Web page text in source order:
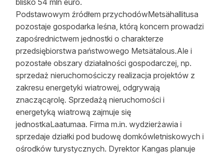
blisko 54 mln euro.
Podstawowym źródłem przychodówMetsähallitusa
pozostaje gospodarka leśna, którą koncern prowadzi
zapośrednictwem jednostki o charakterze
przedsiębiorstwa państwowego Metsätalous.Ale i
pozostałe obszary działalności gospodarczej, np.
sprzedaż nieruchomościczy realizacja projektów z
zakresu energetyki wiatrowej, odgrywają
znaczącąrolę. Sprzedażą nieruchomości i
energetyką wiatrową zajmuje się
jednostkaLaatumaa. Firma m.in. wydzierżawia i
sprzedaje działki pod budowę domkówletniskowych i
ośrodków turystycznych. Dyrektor Kangas planuje